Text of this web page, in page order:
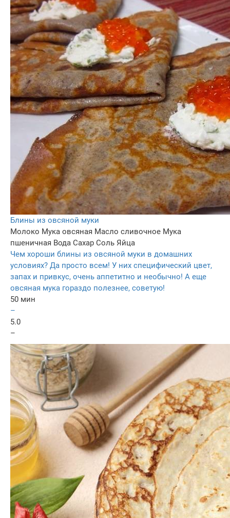
Блины из овсяной муки
Молоко Мука овсяная Масло сливочное Мука
пшеничная Вода Сахар Соль Яйца
Чем хороши блины из овсяной муки в домашних
условиях? Да просто всем! У них специфический цвет,
запах и привкус, очень аппетитно и необычно! А еще
овсяная мука гораздо полезнее, советую!
50 мин
–
5.0
–